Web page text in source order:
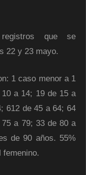
que se
22 y 23 mayo.
1 caso menor a 1
a 14; 19 de 15 a
612 de 45 a 64; 64
a 79; 33 de 80 a
de 90 años. 55%